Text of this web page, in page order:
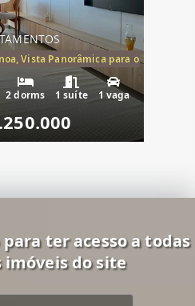
Vista Panorâmica para o Mar, 2
2 dorms 1 suíte 1 vaga
ter acesso a todas
imóveis do site